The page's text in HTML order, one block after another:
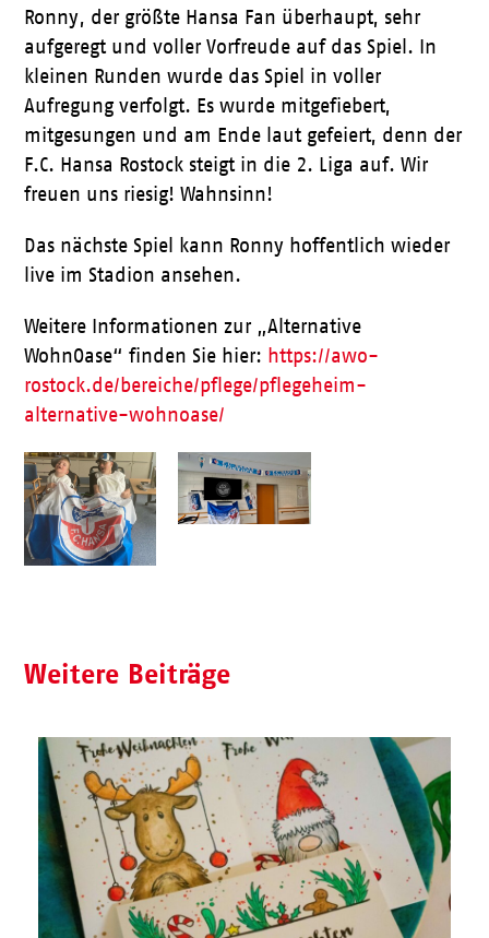
Ronny, der größte Hansa Fan überhaupt, sehr
aufgeregt und voller Vorfreude auf das Spiel. In
kleinen Runden wurde das Spiel in voller
Aufregung verfolgt. Es wurde mitgefiebert,
mitgesungen und am Ende laut gefeiert, denn der
F.C. Hansa Rostock steigt in die 2. Liga auf. Wir
freuen uns riesig! Wahnsinn!
Das nächste Spiel kann Ronny hoffentlich wieder
live im Stadion ansehen.
Weitere Informationen zur „Alternative
WohnOase“ finden Sie hier: https://awo-
rostock.de/bereiche/pflege/pflegeheim-
alternative-wohnoase/
Weitere Beiträge